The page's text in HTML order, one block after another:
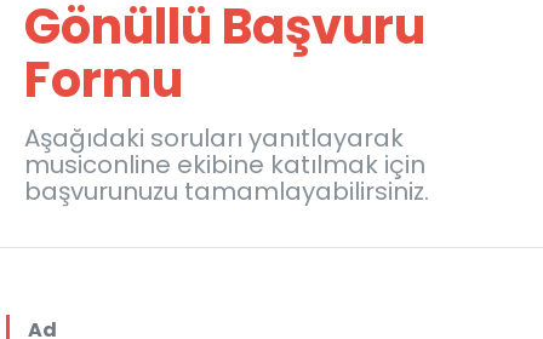
Gönüllü Başvuru
Formu
Aşağıdaki soruları yanıtlayarak
musiconline ekibine katılmak için
başvurunuzu tamamlayabilirsiniz.
Ad